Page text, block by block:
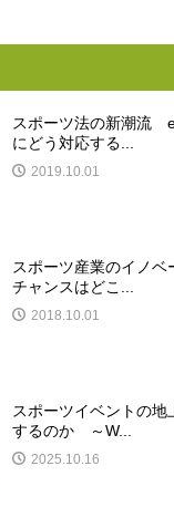
スポーツ法の新潮流
にどう対応する...
2019.10.01
スポーツ産業のイノベ
チャンスはどこ...
2018.10.01
スポーツイベントの
するのか ～W...
2025.10.16